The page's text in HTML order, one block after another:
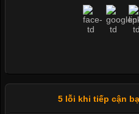
5 lỗi khi tiếp cận